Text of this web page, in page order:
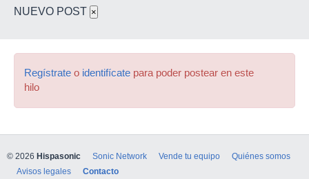
NUEVO POST ×
Regístrate o identifícate para poder postear en este
hilo
© 2026 Hispasonic Sonic Network Vende tu equipo
Quiénes somos
Avisos legales
Contacto